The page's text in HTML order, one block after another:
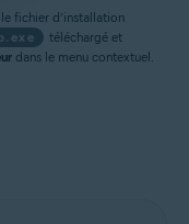
fichier d’installation
téléchargé et
dans le menu contextuel.